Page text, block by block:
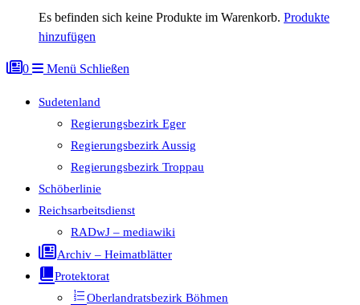
Es befinden sich keine Produkte im Warenkorb. Produkte
hinzufügen
0 Menü Schließen
Sudetenland
Regierungsbezirk Eger
Regierungsbezirk Aussig
Regierungsbezirk Troppau
Schöberlinie
Reichsarbeitsdienst
RADwJ – mediawiki
Archiv – Heimatblätter
Protektorat
Oberlandratsbezirk Böhmen